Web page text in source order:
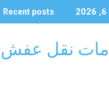
Recent posts
نقل عفش